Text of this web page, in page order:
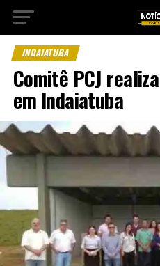
INDAIATUBA
Comitê PCJ
em Indaiatuba